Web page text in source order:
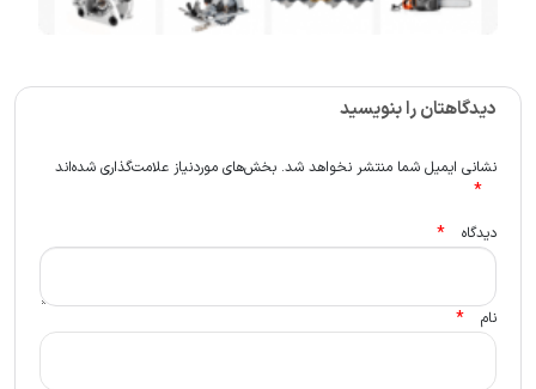
دیدگاهتان را بنویسید
نشانی ایمیل شما منتشر نخواهد شد. بخش‌های موردنیاز علامت‌گذاری شده‌اند
*
دیدگاه *
نام *